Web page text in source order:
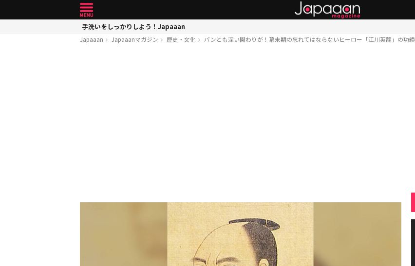
手洗いをしっかりしよう！Japaaan
Japaaan Japaaanマガジン 歴史・文化 パンとも深い関わりが！幕末期の忘れてはならないヒーロー「江川英龍」の功績